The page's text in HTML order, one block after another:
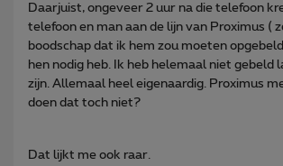
Daarjuist, ongeveer 2 uur na die telefoon
telefoon en man aan de lijn van Proximus (
boodschap dat ik hem zou moeten
hen nodig heb. Ik heb helemaal niet gebeld
zijn. Allemaal heel eigenaardig. Proximus
doen dat toch niet?
Dat lijkt me ook raar.